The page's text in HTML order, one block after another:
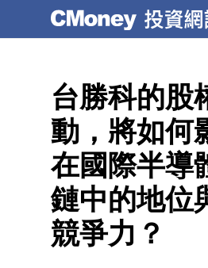
台勝科的股
動，將如何
在國際半導
鏈中的地位
競爭力？